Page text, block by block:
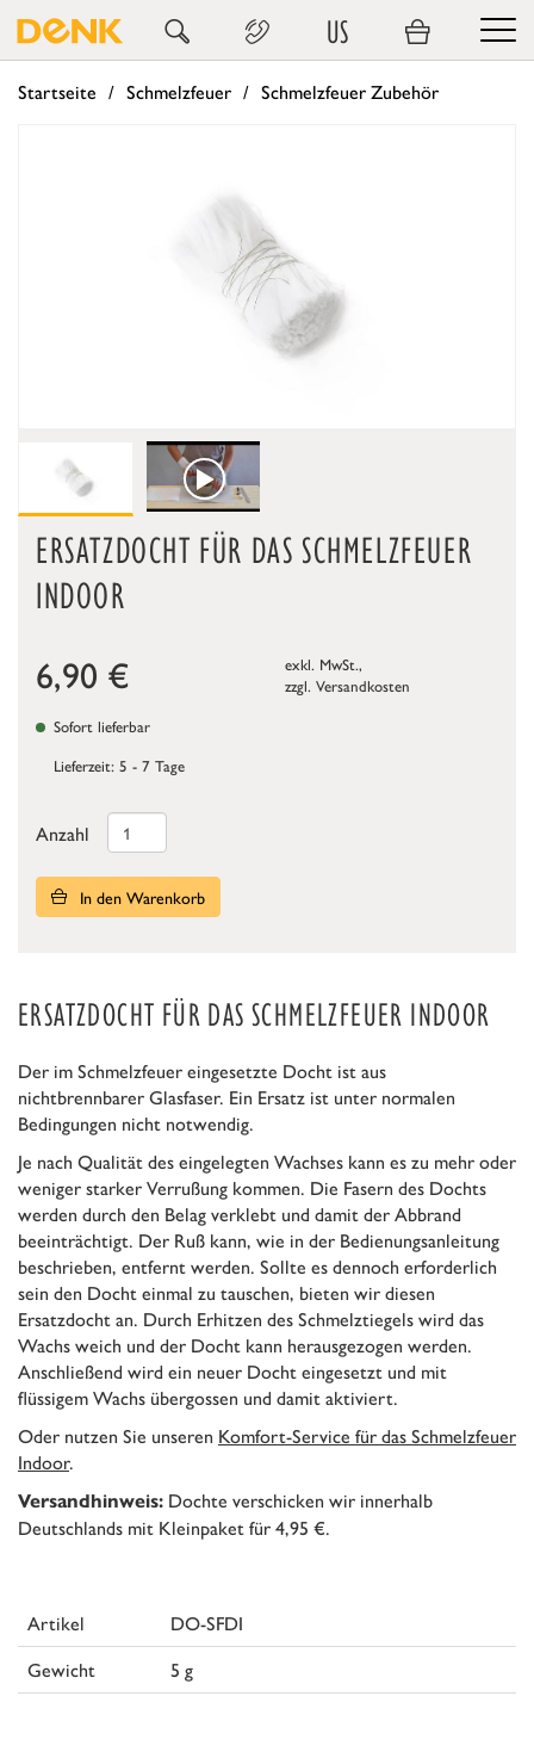
US
Startseite Schmelzfeuer Schmelzfeuer Zubehör
ERSATZDOCHT FÜR DAS SCHMELZFEUER
INDOOR
6,90 €
exkl. MwSt.,
zzgl. Versandkosten
Sofort lieferbar
Lieferzeit: 5 - 7 Tage
Anzahl
In den Warenkorb
ERSATZDOCHT FÜR DAS SCHMELZFEUER INDOOR
Der im Schmelzfeuer eingesetzte Docht ist aus
nichtbrennbarer Glasfaser. Ein Ersatz ist unter normalen
Bedingungen nicht notwendig.
Je nach Qualität des eingelegten Wachses kann es zu mehr oder
weniger starker Verrußung kommen. Die Fasern des Dochts
werden durch den Belag verklebt und damit der Abbrand
beeinträchtigt. Der Ruß kann, wie in der Bedienungsanleitung
beschrieben, entfernt werden. Sollte es dennoch erforderlich
sein den Docht einmal zu tauschen, bieten wir diesen
Ersatzdocht an. Durch Erhitzen des Schmelztiegels wird das
Wachs weich und der Docht kann herausgezogen werden.
Anschließend wird ein neuer Docht eingesetzt und mit
flüssigem Wachs übergossen und damit aktiviert.
Oder nutzen Sie unseren Komfort-Service für das Schmelzfeuer
Indoor.
Versandhinweis: Dochte verschicken wir innerhalb
Deutschlands mit Kleinpaket für 4,95 €.
Artikel
DO-SFDI
Gewicht
5 g